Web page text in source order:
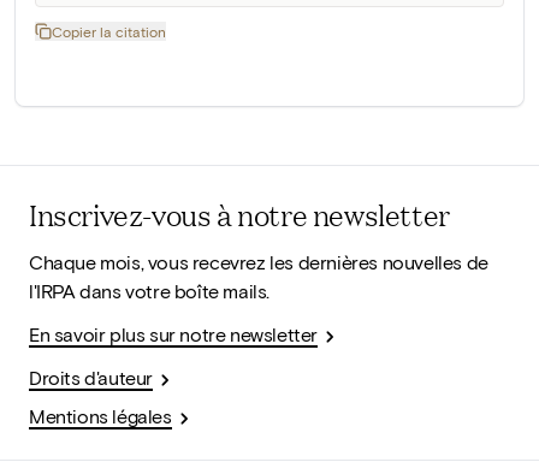
Copier la citation
Inscrivez-vous à notre newsletter
Chaque mois, vous recevrez les dernières nouvelles de
l'IRPA dans votre boîte mails.
En savoir plus sur notre newsletter
Droits d'auteur
Mentions légales